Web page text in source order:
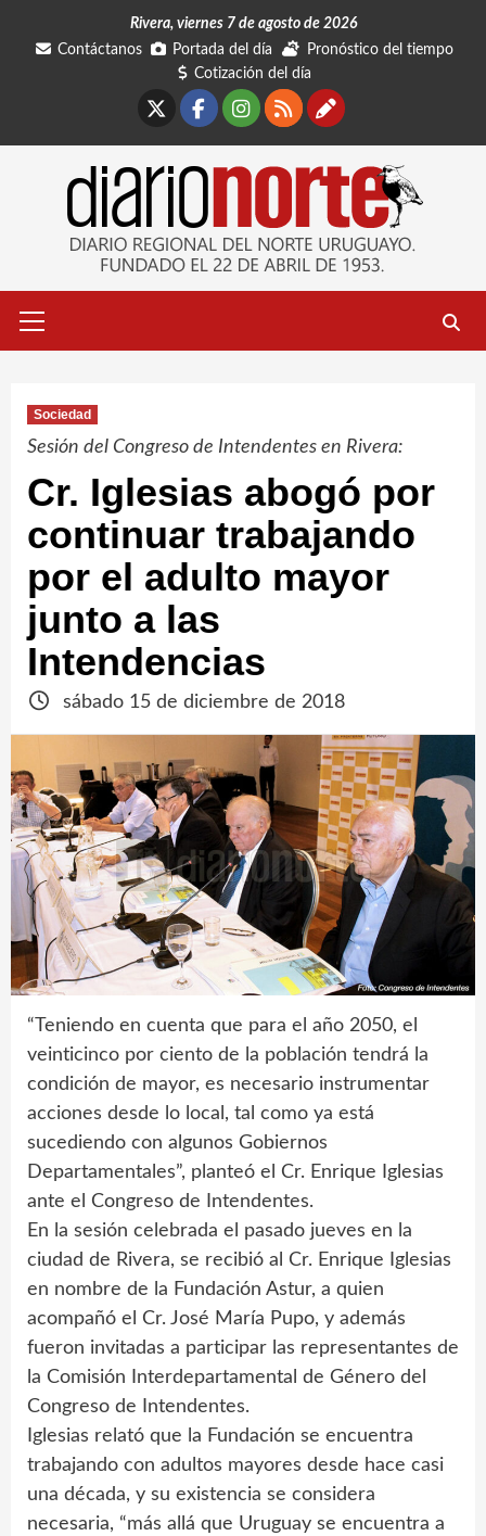
Rivera, viernes 7 de agosto de 2026
Contáctanos
Portada del día
Pronóstico del tiempo
Cotización del día
Facebook
Instagram
RSSContáctanos
primario
Sociedad
Sesión del Congreso de Intendentes en Rivera:
Cr. Iglesias abogó por
continuar trabajando
por el adulto mayor
junto a las
Intendencias
sábado 15 de diciembre de 2018
“Teniendo en cuenta que para el año 2050, el
veinticinco por ciento de la población tendrá la
condición de mayor, es necesario instrumentar
acciones desde lo local, tal como ya está
sucediendo con algunos Gobiernos
Departamentales”, planteó el Cr. Enrique Iglesias
ante el Congreso de Intendentes.
En la sesión celebrada el pasado jueves en la
ciudad de Rivera, se recibió al Cr. Enrique Iglesias
en nombre de la Fundación Astur, a quien
acompañó el Cr. José María Pupo, y además
fueron invitadas a participar las representantes de
la Comisión Interdepartamental de Género del
Congreso de Intendentes.
Iglesias relató que la Fundación se encuentra
trabajando con adultos mayores desde hace casi
una década, y su existencia se considera
necesaria, “más allá que Uruguay se encuentra a